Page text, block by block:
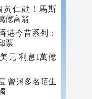
黃仁勛！馬斯
億富翁
港今昔系列：
票
元 利息1萬億
曾與多名陌生